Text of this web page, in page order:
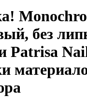
без
Patrisa